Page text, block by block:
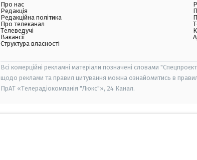
Про нас
Редакція
Редакційна політика
Про телеканал
Телеведучі
Вакансії
Структура власності
Всі комерційні рекламні матеріали позначені словами
щодо реклами та правил цитування можна ознайомитись в
ПрАТ «Телерадіокомпанія "Люкс"», 24 Канал.